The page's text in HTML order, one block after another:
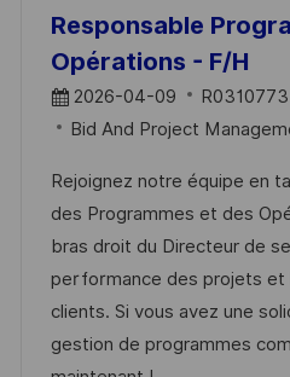
Responsable
Opérations - F/H
P
O
T
E
D
D
A
T
2026-04-09
J
O
I
D
R0310773
C
T
E
G
O
R
Y
Bid And Project
Rejoignez notre équipe en
des Programmes et des
bras droit du Directeur de
performance des projets et
clients. Si vous avez une
gestion de programmes